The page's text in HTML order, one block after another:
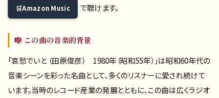
Amazon Music で聴けます。
🎼 この曲の音楽的背景
「哀愁でいと （田原俊彦） 1980年（昭和55年）」は昭和60年代の
音楽シーンを彩った名曲として、多くのリスナーに愛され続けて
います。当時のレコード産業の発展とともに、この曲は広くラジオ